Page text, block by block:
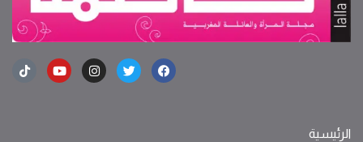
الرئيسية